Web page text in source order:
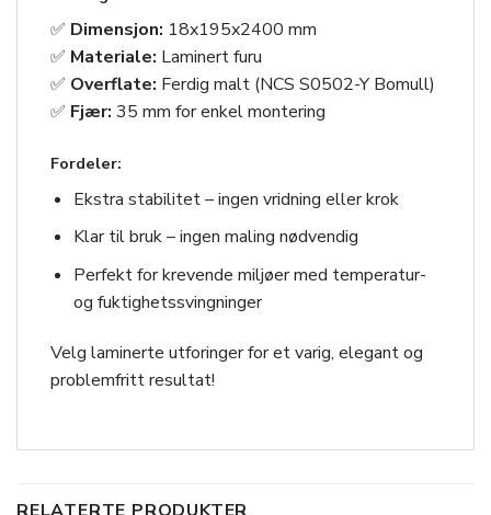
✅ Dimensjon: 18x195x2400 mm
✅ Materiale: Laminert furu
✅ Overflate: Ferdig malt (NCS S0502-Y Bomull)
✅ Fjær: 35 mm for enkel montering
Fordeler:
Ekstra stabilitet – ingen vridning eller krok
Klar til bruk – ingen maling nødvendig
Perfekt for krevende miljøer med temperatur-
og fuktighetssvingninger
Velg laminerte utforinger for et varig, elegant og
problemfritt resultat!